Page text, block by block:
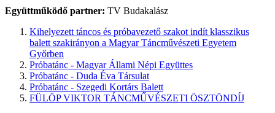
Együttműködő partner: TV Budakalász
Kihelyezett táncos és próbavezető szakot indít klasszikus
balett szakirányon a Magyar Táncművészeti Egyetem
Győrben
Próbatánc - Magyar Állami Népi Együttes
Próbatánc - Duda Éva Társulat
Próbatánc - Szegedi Kortárs Balett
FÜLÖP VIKTOR TÁNCMŰVÉSZETI ÖSZTÖNDÍJ